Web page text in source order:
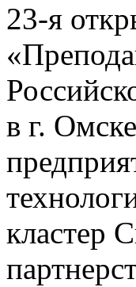
23-я
в г.
кластер